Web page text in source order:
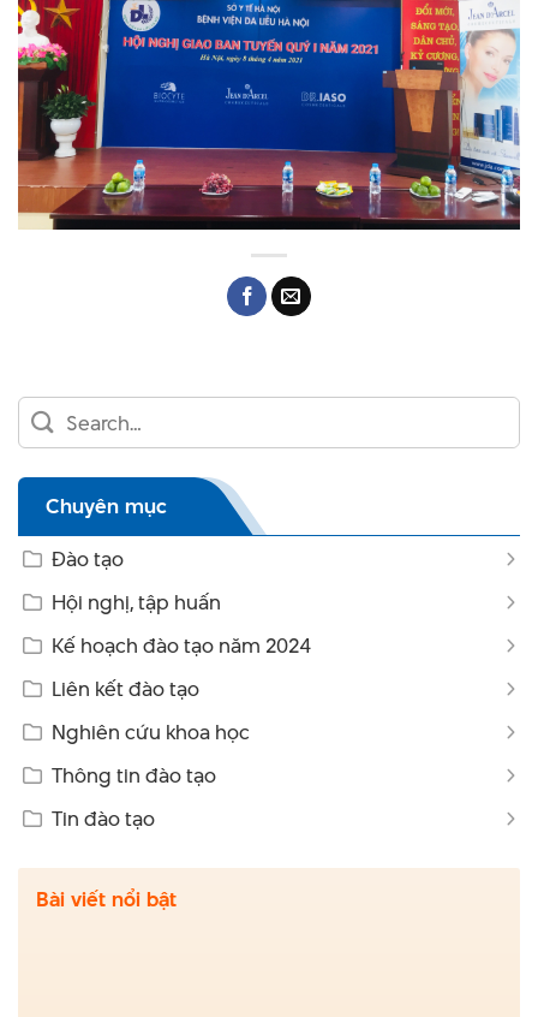
Chuyên mục
Đào tạo
Hội nghị, tập huấn
Kế hoạch đào tạo năm 2024
Liên kết đào tạo
Nghiên cứu khoa học
Thông tin đào tạo
Tin đào tạo
Bài viết nổi bật